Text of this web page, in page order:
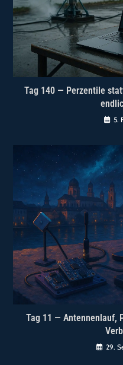
Tag 140 — Perzentile
5.
Tag 11 — Antennenlauf,
29.